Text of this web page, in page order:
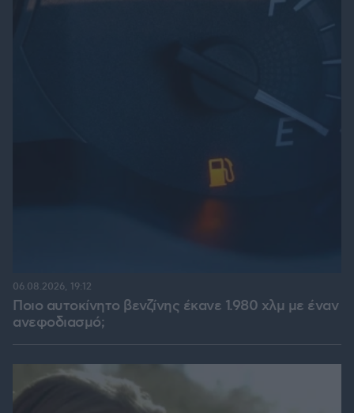
Ποιο αυτοκίνητο βενζίνης έκανε 1.980 χλμ με έναν
ανεφοδιασμό;
06.08.2026, 19:12